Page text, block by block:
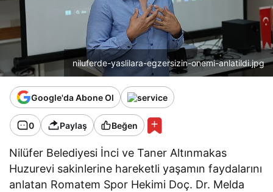
niluferde-yaslilara-egzersizin-onemi-anlatildi.jpg
Google'da Abone Ol
0 Paylaş Beğen
Nilüfer Belediyesi İnci ve Taner Altınmakas
Huzurevi sakinlerine hareketli yaşamın faydalarını
anlatan Romatem Spor Hekimi Doç. Dr. Melda